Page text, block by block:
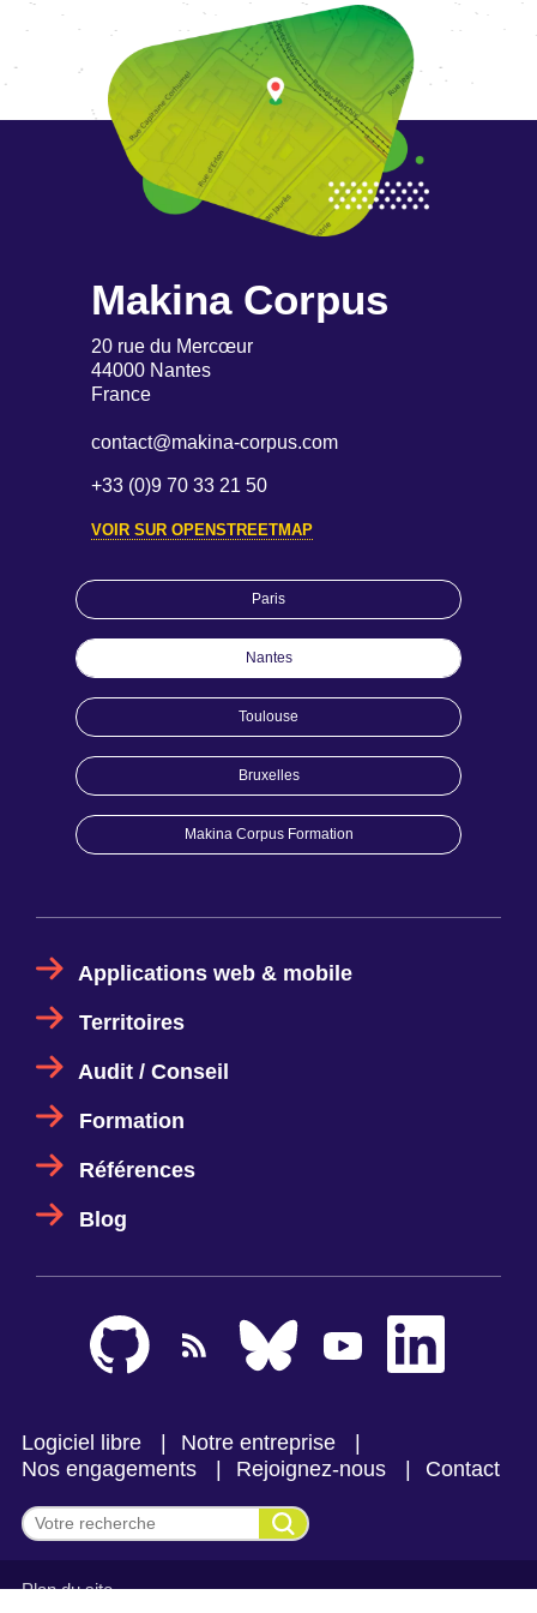
Applications web & mobile
Territoires
Audit / Conseil
Formation
Références
Blog
Paris
Nantes
Toulouse
Bruxelles
Makina Corpus Formation
Makina Corpus
20 rue du Mercœur
44000 Nantes
France
contact@makina-corpus.com
+33 (0)9 70 33 21 50
VOIR SUR OPENSTREETMAP
Logiciel libre
Notre entreprise
Nos engagements
Rejoignez-nous Contact
Effectuer une recherche
Plan du site